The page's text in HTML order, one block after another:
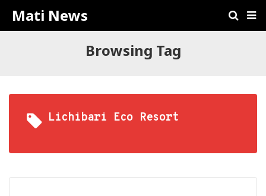
Mati News
Browsing Tag
Lichibari Eco Resort